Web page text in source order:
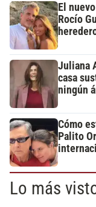
El
Rocío
Juliana
casa
ningún
Cómo
Palito
Lo más